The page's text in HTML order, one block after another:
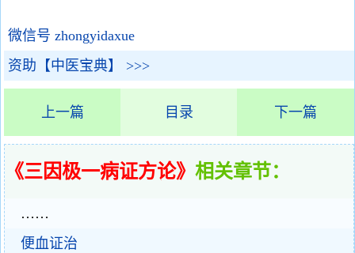
微信号 zhongyidaxue
资助【中医宝典】 >>>
上一篇 目录 下一篇
《三因极一病证方论》 相关章节：
……
便血证治